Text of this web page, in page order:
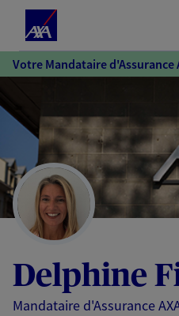
au
au
de
Votre Mandataire d'Assurance
Delphine
Mandataire d'Assurance